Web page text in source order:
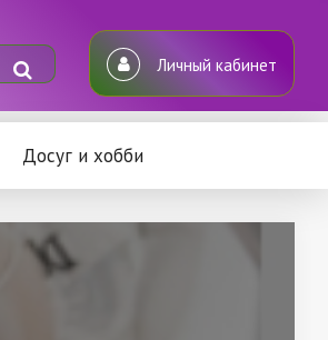
Личный кабинет
Досуг и хобби